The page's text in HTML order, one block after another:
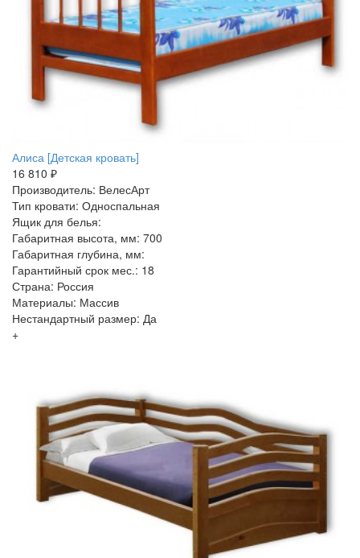
Алиса [Детская кровать]
16 810 ₽
Производитель: ВелесАрт
Тип кровати: Односпальная
Ящик для белья:
Габаритная высота, мм: 700
Габаритная глубина, мм:
Гарантийный срок мес.: 18
Страна: Россия
Материалы: Массив
Нестандартный размер: Да
+